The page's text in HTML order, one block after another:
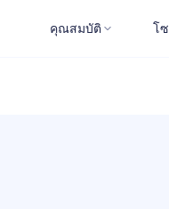
คุณสมบัติ โ